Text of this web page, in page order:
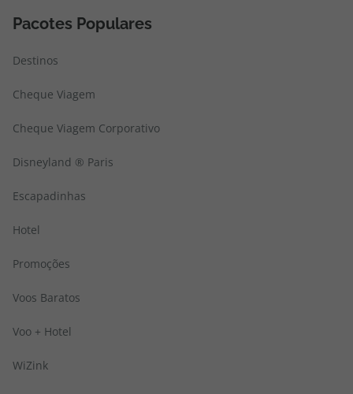
Pacotes Populares
Destinos
Cheque Viagem
Cheque Viagem Corporativo
Disneyland ® Paris
Escapadinhas
Hotel
Promoções
Voos Baratos
Voo + Hotel
WiZink